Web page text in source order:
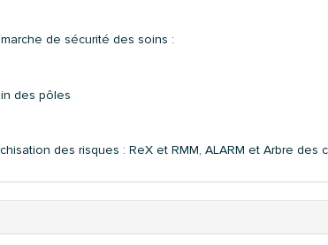
de sécurité des soins :
des pôles
des risques : ReX et RMM, ALARM et Arbre des